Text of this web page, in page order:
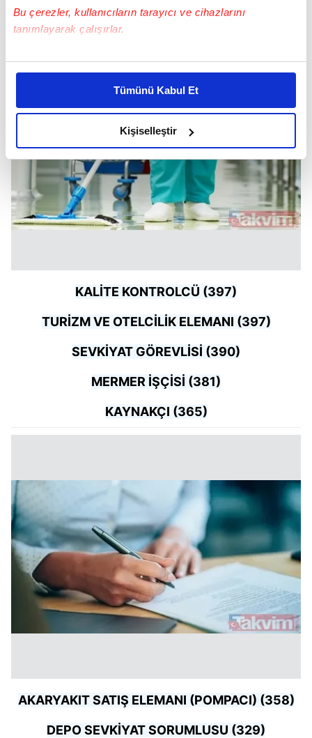
Bu çerezler, kullanıcıların tarayıcı ve cihazlarını
tanımlayarak çalışırlar.
Bu çerezlere izin vermeniz halinde sizlere özel
daha iyi reklam deneyimi yaşatabiliriz. Bunu yaparken
amacımızın size daha iyi bir reklam deneyimi sunmak
olduğunu ve sizlere en iyi içerikleri sunabilmek adına
elimizden gelen çabayı gösterdiğimizi ve bu noktada,
reklamların maliyetlerimizi karşılamak noktasında tek gelir
kalemimiz olduğunu sizlere hatırlatmak isteriz.
Her halükârda, kullanıcılar, bu çerezlere izin vermedikleri
takdirde, kullanıcılara hedefli reklamlar
Sitemizde kendimize ve üçüncü kişilere ait çerezler
kullanılmaktadır. Bu çerezler vasıtasıyla çeşitli kişisel
verileriniz işlenmekte olup gerekli olan çerezler bilgi
toplumu hizmetlerinin sunulması amacıyla
kılınması ve kişiselleştirilmesi ve sizlere yönelik
sınırlı olarak açık rızanız dahilinde kullanılacaktır.
için Ayarlar butonuna tıklayabilir,Çerez Bilgilendirme
Metnimizi
ziyaret edebilirsiniz.
6698 sayılı Kişisel Verilerin Korunması Kanunu uyarınca
hazırlanmış Aydınlatma Metnimizi okumak ve sitemizde
ilgili mevzuata uygun olarak kullanılan çerezlerle ilgili bilgi
almak için lütfen
tıklayınız.
Tümünü Kabul Et
Kişiselleştir
KALİTE KONTROLCÜ (397)
TURİZM VE OTELCİLİK ELEMANI (397)
SEVKİYAT GÖREVLİSİ (390)
MERMER İŞÇİSİ (381)
KAYNAKÇI (365)
AKARYAKIT SATIŞ ELEMANI (POMPACI) (358)
DEPO SEVKİYAT SORUMLUSU (329)